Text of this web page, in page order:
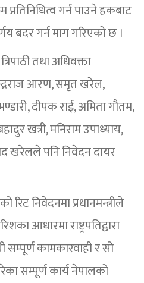
प्रतिनिधित्व गर्न पाउने हकबाट
बदर गर्न माग गरिएको छ ।
तथा अधिवक्ता
आरण, समृत खरेल,
दीपक राई, अमिता गौतम,
खत्री, मनिराम उपाध्याय,
खरेलले पनि निवेदन दायर
निवेदनमा प्रधानमन्त्रीले
आधारमा राष्ट्रपतिद्वारा
सम्पूर्ण कामकारवाही र सो
सम्पूर्ण कार्य नेपालको